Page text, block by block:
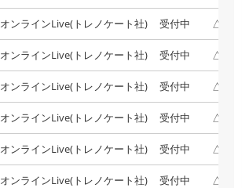
オンラインLive(トレノケート社) 受付中 △残
オンラインLive(トレノケート社) 受付中 △残
オンラインLive(トレノケート社) 受付中 △残
オンラインLive(トレノケート社) 受付中 △残
オンラインLive(トレノケート社) 受付中 △残
オンラインLive(トレノケート社) 受付中 △残